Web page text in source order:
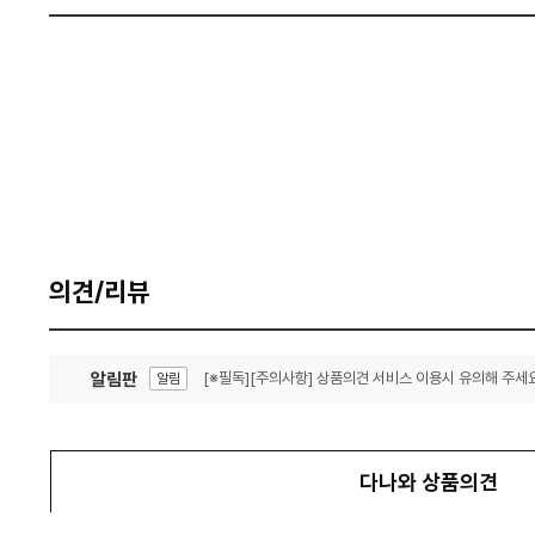
의견/리뷰
알림판 알림 [※필독][주의사항] 상품의견 서비스 이용시 유의해 주세
다나와 상품의견